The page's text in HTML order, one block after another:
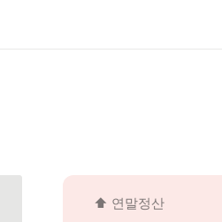
⬆️ 연말정산